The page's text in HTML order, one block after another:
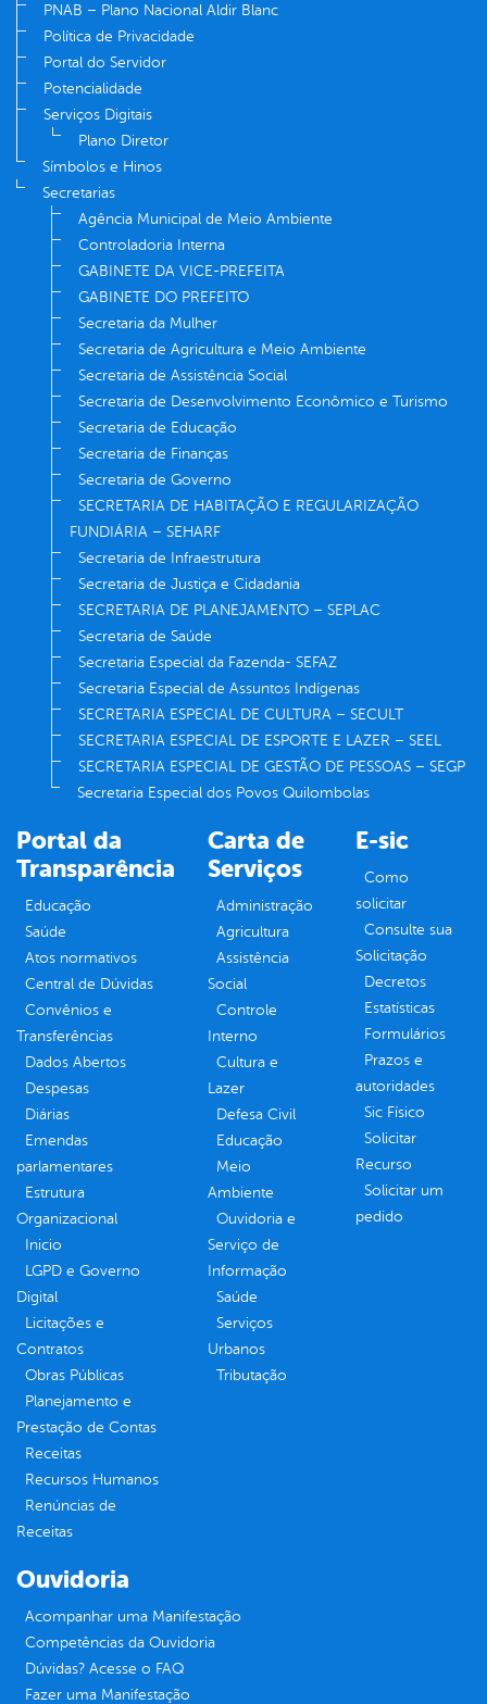
PNAB – Plano Nacional Aldir Blanc
Política de Privacidade
Portal do Servidor
Potencialidade
Serviços Digitais
Plano Diretor
Símbolos e Hinos
Secretarias
Agência Municipal de Meio Ambiente
Controladoria Interna
GABINETE DA VICE-PREFEITA
GABINETE DO PREFEITO
Secretaria da Mulher
Secretaria de Agricultura e Meio Ambiente
Secretaria de Assistência Social
Secretaria de Desenvolvimento Econômico e Turismo
Secretaria de Educação
Secretaria de Finanças
Secretaria de Governo
SECRETARIA DE HABITAÇÃO E REGULARIZAÇÃO
FUNDIÁRIA – SEHARF
Secretaria de Infraestrutura
Secretaria de Justiça e Cidadania
SECRETARIA DE PLANEJAMENTO – SEPLAC
Secretaria de Saúde
Secretaria Especial da Fazenda- SEFAZ
Secretaria Especial de Assuntos Indígenas
SECRETARIA ESPECIAL DE CULTURA – SECULT
SECRETARIA ESPECIAL DE ESPORTE E LAZER – SEEL
SECRETARIA ESPECIAL DE GESTÃO DE PESSOAS – SEGP
Secretaria Especial dos Povos Quilombolas
Portal da
Transparência
Educação
Saúde
Atos normativos
Central de Dúvidas
Convênios e
Transferências
Dados Abertos
Despesas
Diárias
Emendas
parlamentares
Estrutura
Organizacional
Inicio
LGPD e Governo
Digital
Licitações e
Contratos
Obras Públicas
Planejamento e
Prestação de Contas
Receitas
Recursos Humanos
Renúncias de
Receitas
Carta de
Serviços
Administração
Agricultura
Assistência
Social
Controle
Interno
Cultura e
Lazer
Defesa Civil
Educação
Meio
Ambiente
Ouvidoria e
Serviço de
Informação
Saúde
Serviços
Urbanos
Tributação
E-sic
Como
solicitar
Consulte sua
Solicitação
Decretos
Estatísticas
Formulários
Prazos e
autoridades
Sic Físico
Solicitar
Recurso
Solicitar um
pedido
Ouvidoria
Acompanhar uma Manifestação
Competências da Ouvidoria
Dúvidas? Acesse o FAQ
Fazer uma Manifestação